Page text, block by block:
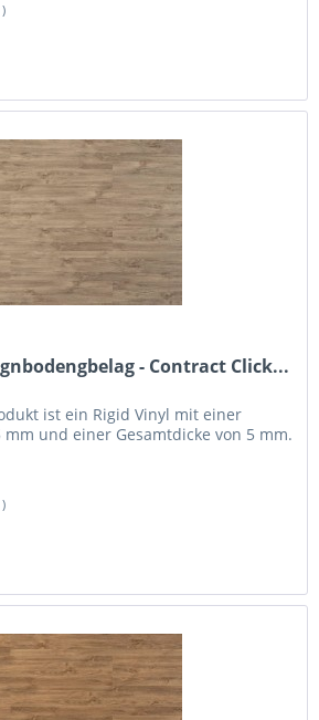
- Contract Click...
ist ein Rigid Vinyl mit einer
mm und einer Gesamtdicke von 5 mm.